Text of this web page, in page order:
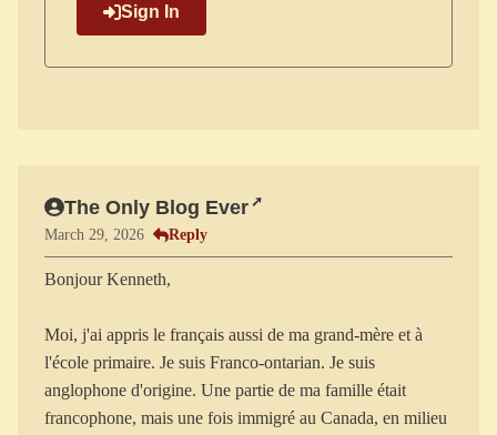
Sign In
The Only Blog Ever
March 29, 2026 Reply
Bonjour Kenneth,
Moi, j'ai appris le français aussi de ma grand-mère et à
l'école primaire. Je suis Franco-ontarian. Je suis
anglophone d'origine. Une partie de ma famille était
francophone, mais une fois immigré au Canada, en milieu